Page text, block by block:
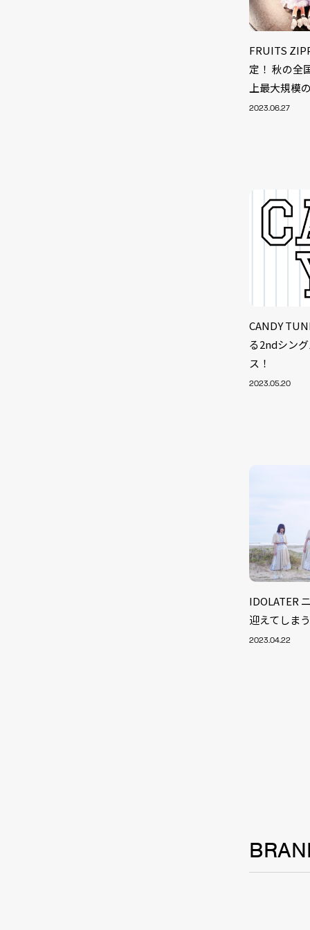
FRUITS
定！ 秋の全
上最大規模
2023.06.27
CANDY
る2ndシン
ス！
2023.05.20
IDOLATER
迎えてしま
2023.04.22
ABOUT